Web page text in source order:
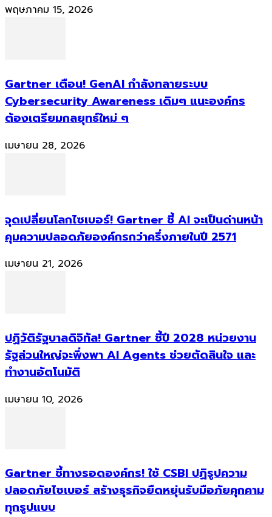
พฤษภาคม 15, 2026
Gartner เตือน! GenAI กำลังทลายระบบ
Cybersecurity Awareness เดิมๆ แนะองค์กร
ต้องเตรียมกลยุทธ์ใหม่ ๆ
เมษายน 28, 2026
จุดเปลี่ยนโลกไซเบอร์! Gartner ชี้ AI จะเป็นด่านหน้า
คุมความปลอดภัยองค์กรกว่าครึ่งภายในปี 2571
เมษายน 21, 2026
ปฏิวัติรัฐบาลดิจิทัล! Gartner ชี้ปี 2028 หน่วยงาน
รัฐส่วนใหญ่จะพึ่งพา AI Agents ช่วยตัดสินใจ และ
ทำงานอัตโนมัติ
เมษายน 10, 2026
Gartner ชี้ทางรอดองค์กร! ใช้ CSBI ปฏิรูปความ
ปลอดภัยไซเบอร์ สร้างธุรกิจยืดหยุ่นรับมือภัยคุกคาม
ทุกรูปแบบ